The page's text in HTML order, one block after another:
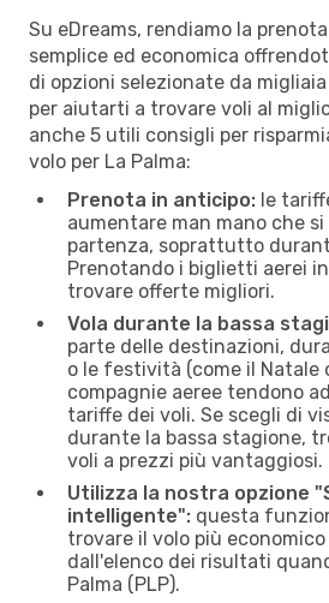
Su eDreams, rendiamo la
semplice ed economica
di opzioni selezionate da
per aiutarti a trovare voli al
anche 5 utili consigli per
volo per La Palma:
Prenota in anticipo: le
aumentare man mano che
partenza, soprattutto
Prenotando i biglietti aerei
trovare offerte migliori.
Vola durante la bassa
parte delle destinazioni,
o le festività (come il Natale
compagnie aeree tendono
tariffe dei voli. Se scegli di
durante la bassa stagione,
voli a prezzi più vantaggiosi.
Utilizza la nostra opzione
intelligente": questa
trovare il volo più
dall'elenco dei risultati
Palma (PLP).